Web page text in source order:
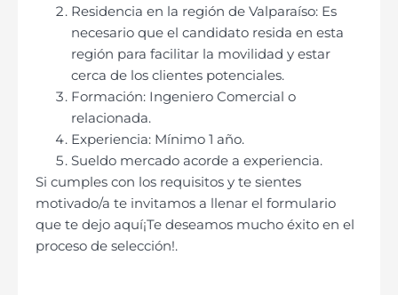
Residencia en la región de Valparaíso: Es
necesario que el candidato resida en esta
región para facilitar la movilidad y estar
cerca de los clientes potenciales.
Formación: Ingeniero Comercial o
relacionada.
Experiencia: Mínimo 1 año.
Sueldo mercado acorde a experiencia.
Si cumples con los requisitos y te sientes
motivado/a te invitamos a llenar el formulario
que te dejo aquí¡Te deseamos mucho éxito en el
proceso de selección!.